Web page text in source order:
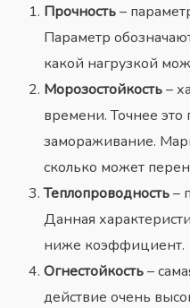
Прочность–
Параметр
какой нагрузкой
Морозостойкость–
времени. Точнее
замораживание.
сколько может
Теплопроводность–
Данная
ниже коэффициент.
Огнестойкость–
действие очень